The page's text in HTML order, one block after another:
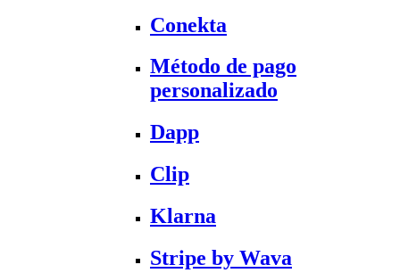
Conekta
Método de pago
personalizado
Dapp
Clip
Klarna
Stripe by Wava